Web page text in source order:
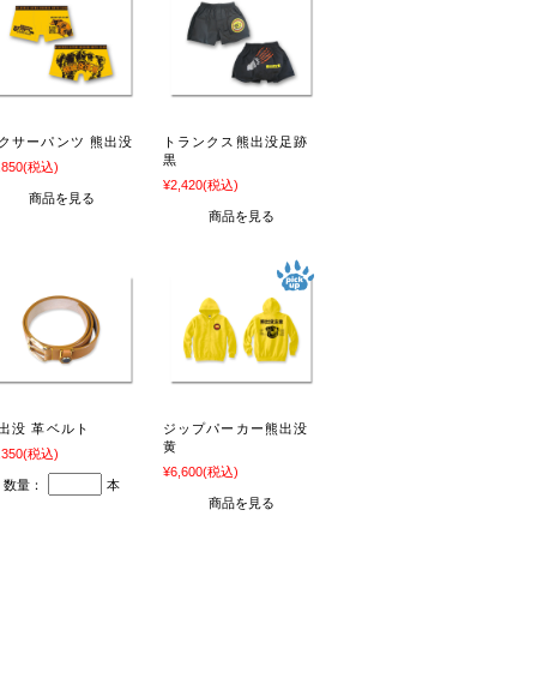
サーパンツ 熊出没
(税込)
商品を見る
トランクス熊出没足跡
黒
¥2,420(税込)
商品を見る
没 革ベルト
(税込)
数量： 本
ジップパーカー熊出没
黄
¥6,600(税込)
商品を見る